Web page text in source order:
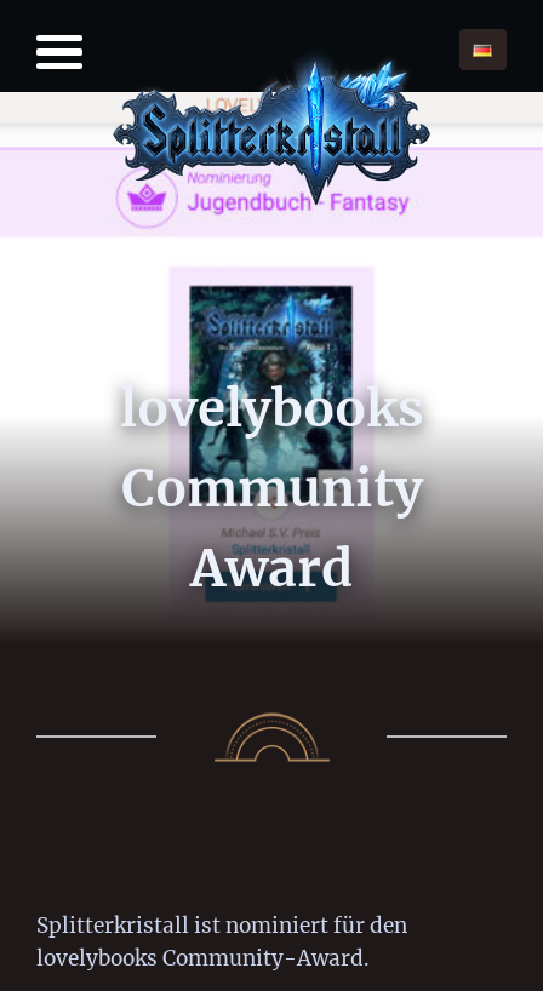
lovelybooks
Community
Award
Splitterkristall ist nominiert für den
lovelybooks Community-Award.